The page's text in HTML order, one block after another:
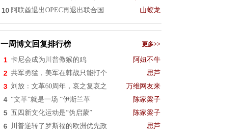
10 阿联酋退出OPEC再退出联合国 山蛟龙
一周博文回复排行榜 更多>>
1 卡尼会成为川普儆猴的鸡 阿妞不牛
2 共军勇猛，美军在韩战只能打个 思芦
3 刘放：文革60周年，哀之复哀之 万维网友来
4 “文革”就是一场 “伊斯兰革 陈家梁子
5 五四新文化运动是“伪启蒙” 陈家梁子
6 川普逆转了罗斯福的欧洲优先政 思芦